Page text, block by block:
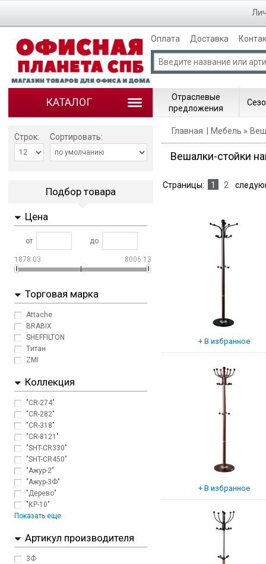
Оплата Доставка
КАТАЛОГ
Отраслевые
предложения
Строк: Сортировать:
Подбор товара
Цена
от до
1878.03 8006.13
Торговая марка
Attache
BRABIX
SHEFFILTON
Tитан
ZMI
Коллекция
"CR-274"
"CR-282"
"CR-318"
"CR-8121"
"SHT-CR330"
"SHT-CR450"
"Ажур-2"
"Ажур-3Ф"
"Дерево"
"КР-10"
Показать еще
Артикул производителя
3Ф
Главная Мебель
Вешалки-стойки
Страницы: 1 2